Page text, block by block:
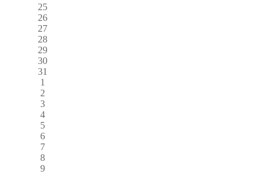
25
26
27
28
29
30
31
1
2
3
4
5
6
7
8
9